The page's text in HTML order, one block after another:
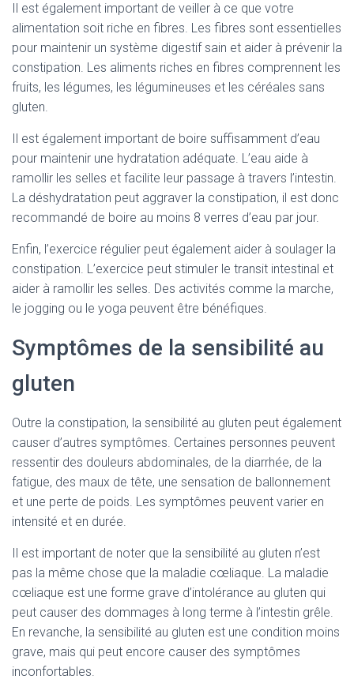
Il est également important de veiller à ce que votre
alimentation soit riche en fibres. Les fibres sont essentielles
pour maintenir un système digestif sain et aider à prévenir la
constipation. Les aliments riches en fibres comprennent les
fruits, les légumes, les légumineuses et les céréales sans
gluten.
Il est également important de boire suffisamment d’eau
pour maintenir une hydratation adéquate. L’eau aide à
ramollir les selles et facilite leur passage à travers l’intestin.
La déshydratation peut aggraver la constipation, il est donc
recommandé de boire au moins 8 verres d’eau par jour.
Enfin, l’exercice régulier peut également aider à soulager la
constipation. L’exercice peut stimuler le transit intestinal et
aider à ramollir les selles. Des activités comme la marche,
le jogging ou le yoga peuvent être bénéfiques.
Symptômes de la sensibilité au
gluten
Outre la constipation, la sensibilité au gluten peut également
causer d’autres symptômes. Certaines personnes peuvent
ressentir des douleurs abdominales, de la diarrhée, de la
fatigue, des maux de tête, une sensation de ballonnement
et une perte de poids. Les symptômes peuvent varier en
intensité et en durée.
Il est important de noter que la sensibilité au gluten n’est
pas la même chose que la maladie cœliaque. La maladie
cœliaque est une forme grave d’intolérance au gluten qui
peut causer des dommages à long terme à l’intestin grêle.
En revanche, la sensibilité au gluten est une condition moins
grave, mais qui peut encore causer des symptômes
inconfortables.